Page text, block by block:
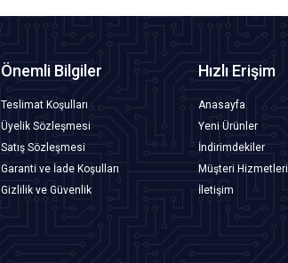
Önemli Bilgiler
Teslimat Koşulları
Üyelik Sözleşmesi
Satış Sözleşmesi
Garanti ve İade Koşulları
Gizlilik ve Güvenlik
Hızlı Erişim
Anasayfa
Yeni Ürünler
İndirimdekiler
Müşteri Hizmetleri
İletişim